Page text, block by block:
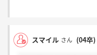
終わりました？質問
分についての人間性な
の方が非常に頭の切れ
スマイル さん (04卒)